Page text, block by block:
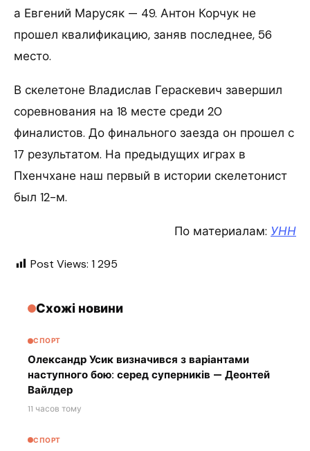
а Евгений Марусяк — 49. Антон Корчук не
прошел квалификацию, заняв последнее, 56
место.
В скелетоне Владислав Гераскевич завершил
соревнования на 18 месте среди 20
финалистов. До финального заезда он прошел с
17 результатом. На предыдущих играх в
Пхенчхане наш первый в истории скелетонист
был 12-м.
По материалам: УНН
Post Views: 1 295
Схожі новини
СПОРТ
Олександр Усик визначився з варіантами
наступного бою: серед суперників — Деонтей
Вайлдер
11 часов тому
СПОРТ